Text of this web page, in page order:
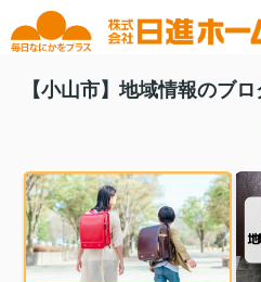
【小山市】地域情報のブ